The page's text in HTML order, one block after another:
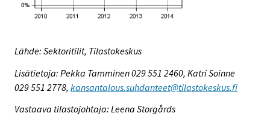
Lähde: Sektoritilit, Tilastokeskus
Lisätietoja: Pekka Tamminen 029 551 2460, Katri Soinne
029 551 2778, kansantalous.suhdanteet@tilastokeskus.fi
Vastaava tilastojohtaja: Leena Storgårds